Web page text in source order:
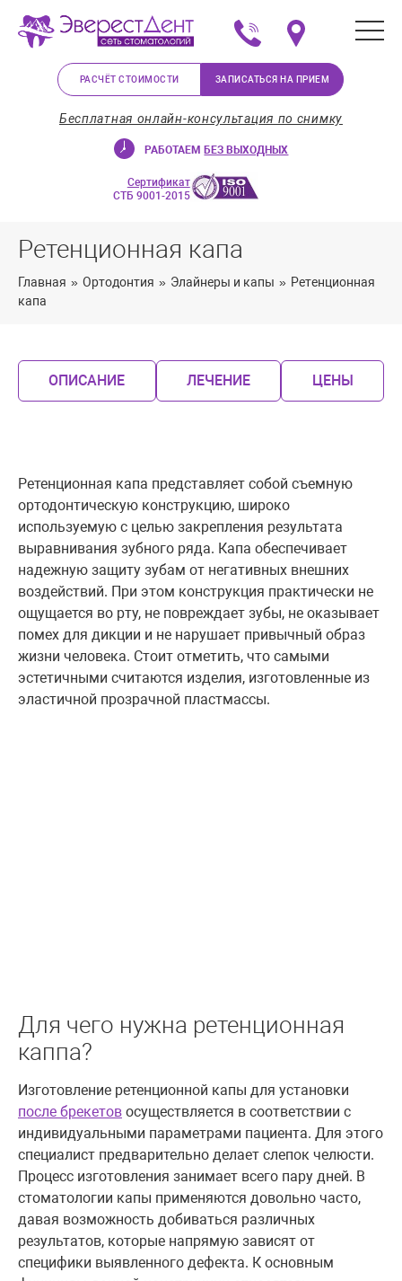
+375 (29) 623-72-37
Мы на карте в
РАСЧЁТ СТОИМОСТИ ЗАПИСАТЬСЯ НА ПРИЕМ
Бесплатная онлайн-консультация по снимку
Сертификат
СТБ 9001-2015
РАБОТАЕМБЕЗ ВЫХОДНЫХ
Ретенционная капа
Главная » Ортодонтия » Элайнеры и капы » Ретенционная
капа
ОПИСАНИЕ ЛЕЧЕНИЕ ЦЕНЫ
Ретенционная капа представляет собой съемную
ортодонтическую конструкцию, широко
используемую с целью закрепления результата
выравнивания зубного ряда. Капа обеспечивает
надежную защиту зубам от негативных внешних
воздействий. При этом конструкция практически не
ощущается во рту, не повреждает зубы, не оказывает
помех для дикции и не нарушает привычный образ
жизни человека. Стоит отметить, что самыми
эстетичными считаются изделия, изготовленные из
эластичной прозрачной пластмассы.
Для чего нужна ретенционная
каппа?
Изготовление ретенционной капы для установки
после брекетов осуществляется в соответствии с
индивидуальными параметрами пациента. Для этого
специалист предварительно делает слепок челюсти.
Процесс изготовления занимает всего пару дней. В
стоматологии капы применяются довольно часто,
давая возможность добиваться различных
результатов, которые напрямую зависят от
специфики выявленного дефекта. К основным